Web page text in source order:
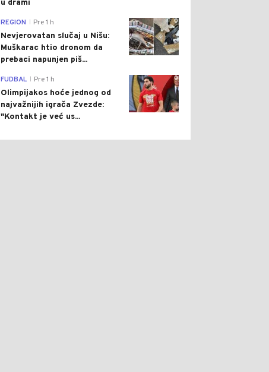
u drami
0
REGION Pre 1 h
Nevjerovatan slučaj u Nišu:
Muškarac htio dronom da
prebaci napunjen piš...
0
FUDBAL Pre 1 h
Olimpijakos hoće jednog od
najvažnijih igrača Zvezde:
"Kontakt je već us...